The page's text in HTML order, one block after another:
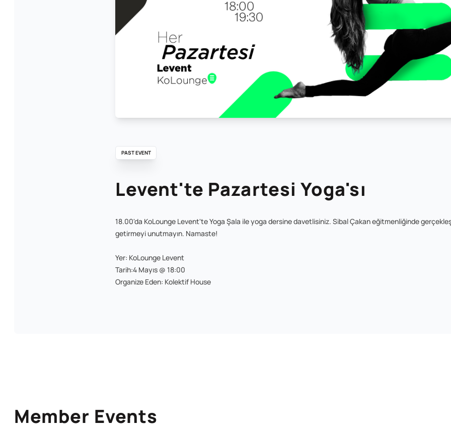
PAST EVENT
Levent'te Pazartesi Yoga'sı
18.00'da KoLounge Levent'te Yoga Şala ile yoga dersine davetlisiniz. Sibal Çakan eğitmenliğinde
getirmeyi unutmayın. Namaste!
Yer: KoLounge Levent
Tarih:4 Mayıs @ 18:00
Organize Eden: Kolektif House
Member Events